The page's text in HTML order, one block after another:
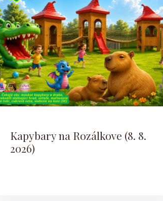
Kapybary na Rozálkove (8. 8.
2026)